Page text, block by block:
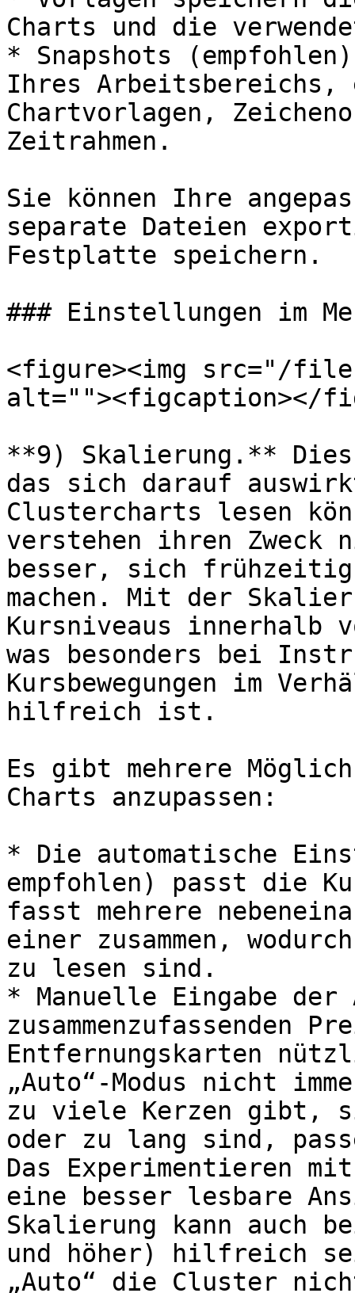
Charts und die
* Snapshots
Ihres
Chartvorlagen,
Zeitrahmen.
Sie können Ihre
separate Dateien
Festplatte speichern.
### Einstellungen im
<figure><img src="/
alt=""><figcaption></
**9) Skalierung.**
das sich darauf
Clustercharts lesen
verstehen ihren
besser, sich
machen. Mit der
Kursniveaus innerhalb
was besonders bei
Kursbewegungen im
hilfreich ist.
Es gibt mehrere
Charts anzupassen:
* Die automatische
empfohlen) passt die
fasst mehrere
einer zusammen,
zu lesen sind.
* Manuelle Eingabe der
zusammenzufassenden
Entfernungskarten
„Auto“-Modus nicht
zu viele Kerzen gibt,
oder zu lang sind,
Das Experimentieren
eine besser lesbare
Skalierung kann auch
und höher) hilfreich
„Auto“ die Cluster